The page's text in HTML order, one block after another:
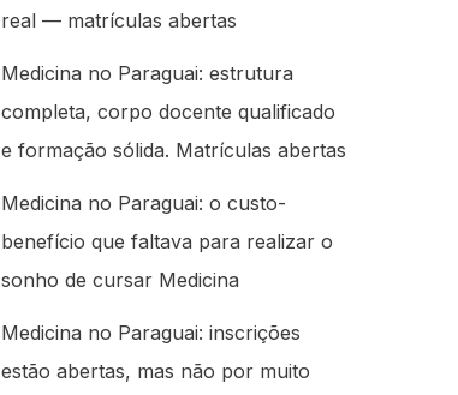
real — matrículas abertas
Medicina no Paraguai: estrutura
completa, corpo docente qualificado
e formação sólida. Matrículas abertas
Medicina no Paraguai: o custo-
benefício que faltava para realizar o
sonho de cursar Medicina
Medicina no Paraguai: inscrições
estão abertas, mas não por muito